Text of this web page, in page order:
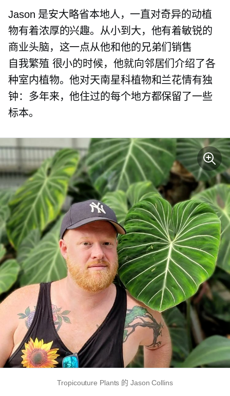
Jason 是安大略省本地人，一直对奇异的动植
物有着浓厚的兴趣。从小到大，他有着敏锐的
商业头脑，这一点从他和他的兄弟们销售
自我繁殖 很小的时候，他就向邻居们介绍了各
种室内植物。他对天南星科植物和兰花情有独
钟：多年来，他住过的每个地方都保留了一些
标本。
Tropicouture Plants 的 Jason Collins